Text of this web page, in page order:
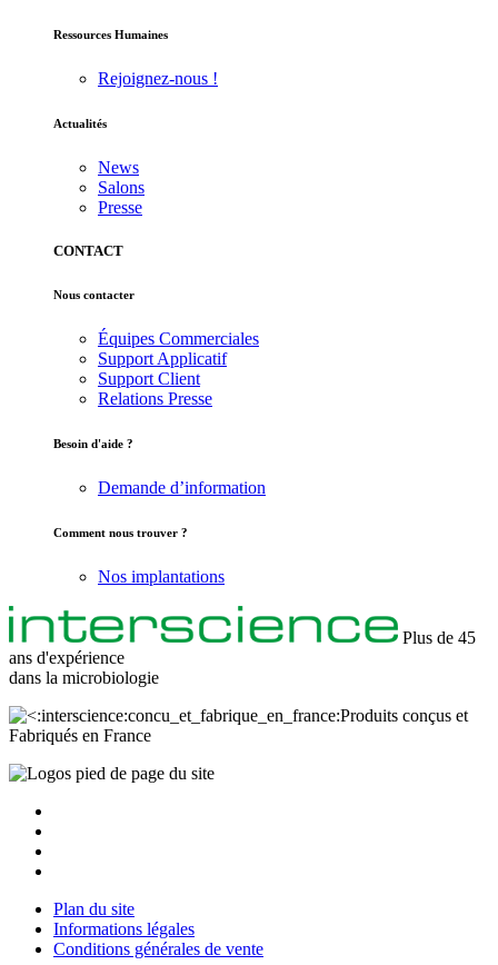
Ressources Humaines
Rejoignez-nous !
Actualités
News
Salons
Presse
CONTACT
Nous contacter
Équipes Commerciales
Support Applicatif
Support Client
Relations Presse
Besoin d'aide ?
Demande d’information
Comment nous trouver ?
Nos implantations
Plus de 45
ans d'expérience
dans la microbiologie
Produits conçus et
Fabriqués en France
Plan du site
Informations légales
Conditions générales de vente